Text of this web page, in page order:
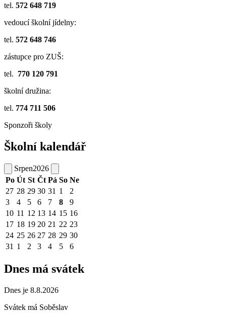
tel. 572 648 719
vedoucí školní jídelny:
tel. 572 648 746
zástupce pro ZUŠ:
tel. 770 120 791
školní družina:
tel. 774 711 506
Sponzoři školy
Školní kalendář
Srpen2026
Po Út St Čt Pá So Ne
27 28 29 30 31 1
2
3
4 5 6 7 8
9
10 11 12 13 14 15 16
17 18 19 20 21 22 23
24 25 26 27 28 29 30
31 1 2 3 4 5 6
Dnes má svátek
Dnes je 8.8.2026
Svátek má Soběslav